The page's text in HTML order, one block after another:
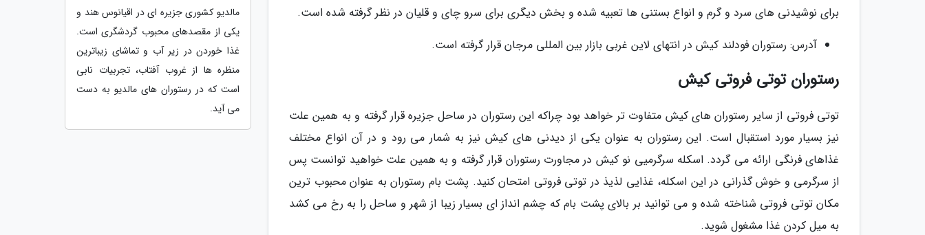
برای نوشیدنی های سرد و گرم و انواع بستنی ها تعبیه شده و بخش دیگری برای سرو چای و قلیان در نظر گرفته شده است.
آدرس: رستوران فودلند کیش در انتهای لاین غربی بازار بین المللی مرجان قرار گرفته است.
رستوران توتی فروتی کیش
توتی فروتی از سایر رستوران های کیش متفاوت تر خواهد بود چراکه این رستوران در ساحل جزیره قرار گرفته و به همین علت
نیز بسیار مورد استقبال است. این رستوران به عنوان یکی از دیدنی های کیش نیز به شمار می رود و در آن انواع مختلف
غذاهای فرنگی ارائه می گردد. اسکله سرگرمیی نو کیش در مجاورت رستوران قرار گرفته و به همین علت خواهید توانست پس
از سرگرمی و خوش گذرانی در این اسکله، غذایی لذیذ در توتی فروتی امتحان کنید. پشت بام رستوران به عنوان محبوب ترین
مکان توتی فروتی شناخته شده و می توانید بر بالای پشت بام که چشم انداز ای بسیار زیبا از شهر و ساحل را به رخ می کشد
به میل کردن غذا مشغول شوید.
مالدیو کشوری جزیره ای در اقیانوس هند و
یکی از مقصدهای محبوب گردشگری است.
غذا خوردن در زیر آب و تماشای زیباترین
منظره ها از غروب آفتاب، تجربیات نابی
است که در رستوران های مالدیو به دست
می آید.